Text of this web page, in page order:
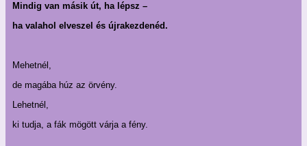
Mindig van másik út, ha lépsz –
ha valahol elveszel és újrakezdenéd.
Mehetnél,
de magába húz az örvény.
Lehetnél,
ki tudja, a fák mögött várja a fény.